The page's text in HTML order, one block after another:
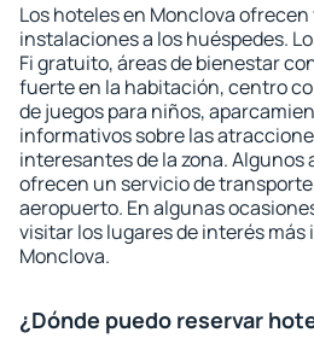
Los hoteles en Monclova
instalaciones a los huéspedes.
Fi gratuito, áreas de bienestar
fuerte en la habitación, centro
de juegos para niños,
informativos sobre las
interesantes de la zona.
ofrecen un servicio de
aeropuerto. En algunas
visitar los lugares de interés
Monclova.
¿Dónde puedo reservar